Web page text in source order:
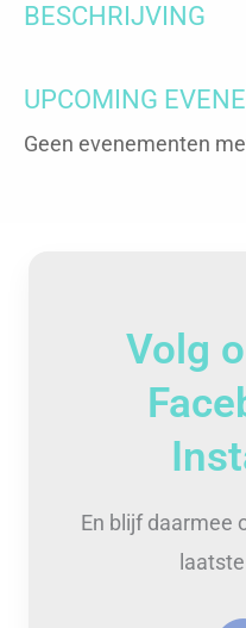
BESCHRIJVING
UPCOMING
Geen evenementen
Volg
En blijf daarmee